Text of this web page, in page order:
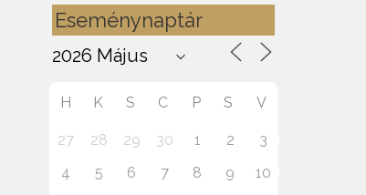
Eseménynaptár
H K S C P S V
27 28 29 30 1 2
3
4
5 6 7 8 9
10